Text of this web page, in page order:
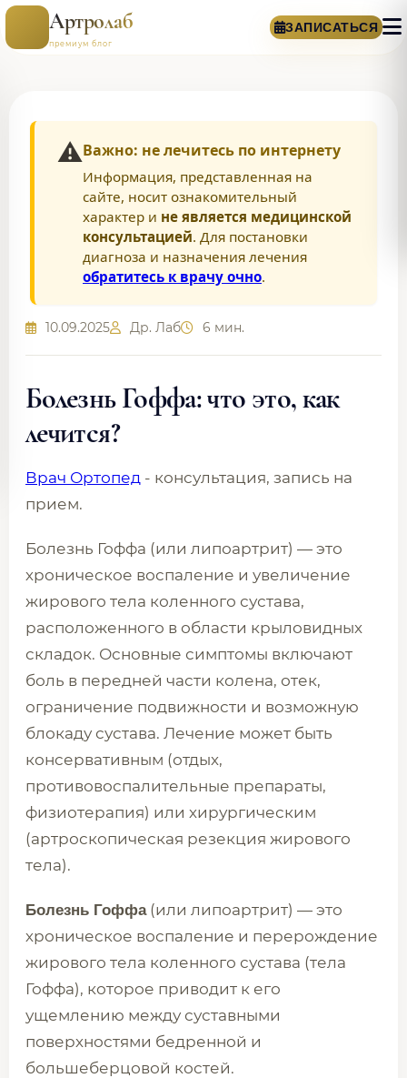
Артролаб
премиум блог
ЗАПИСАТЬСЯ
⚠️Важно: не лечитесь по интернету
Информация, представленная на
сайте, носит ознакомительный
характер и не является медицинской
консультацией. Для постановки
диагноза и назначения лечения
обратитесь к врачу очно.
10.09.2025 Др. Лаб 6 мин.
Болезнь Гоффа: что это, как
лечится?
Врач Ортопед - консультация, запись на
прием.
Болезнь Гоффа (или липоартрит) — это
хроническое воспаление и увеличение
жирового тела коленного сустава,
расположенного в области крыловидных
складок. Основные симптомы включают
боль в передней части колена, отек,
ограничение подвижности и возможную
блокаду сустава. Лечение может быть
консервативным (отдых,
противовоспалительные препараты,
физиотерапия) или хирургическим
(артроскопическая резекция жирового
тела).
Болезнь Гоффа(или липоартрит) — это
хроническое воспаление и перерождение
жирового тела коленного сустава (тела
Гоффа), которое приводит к его
ущемлению между суставными
поверхностями бедренной и
большеберцовой костей.